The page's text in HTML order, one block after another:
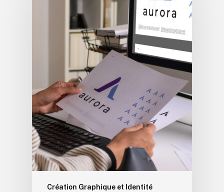
Création Graphique et Identité